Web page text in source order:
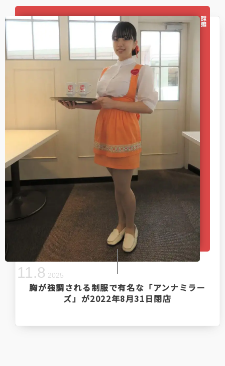
話題
胸が強調される制服で有名な「アンナミラー
ズ」が2022年8月31日閉店
11.8 2025